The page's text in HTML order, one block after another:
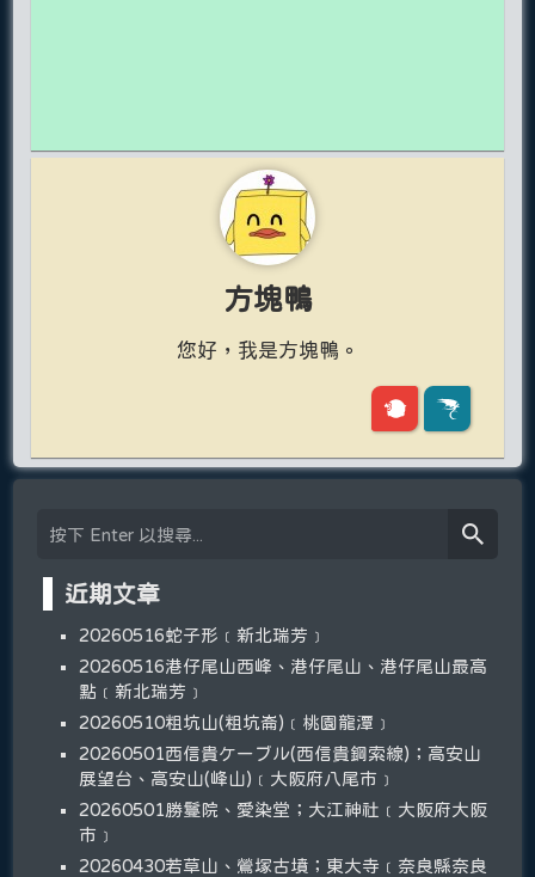
方塊鴨
您好，我是方塊鴨。
近期文章
20260516蛇子形﹝新北瑞芳﹞
20260516港仔尾山西峰、港仔尾山、港仔尾山最高
點﹝新北瑞芳﹞
20260510粗坑山(粗坑崙)﹝桃園龍潭﹞
20260501西信貴ケーブル(西信貴鋼索線)；高安山
展望台、高安山(峰山)﹝大阪府八尾市﹞
20260501勝鬘院、愛染堂；大江神社﹝大阪府大阪
市﹞
20260430若草山、鶯塚古墳；東大寺﹝奈良縣奈良